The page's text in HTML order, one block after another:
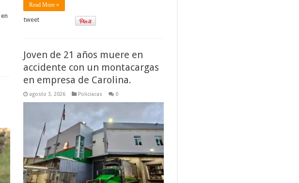
Read More »
tweet
Joven de 21 años muere en
accidente con un montacargas
en empresa de Carolina.
agosto 3, 2026 Policiacas 0